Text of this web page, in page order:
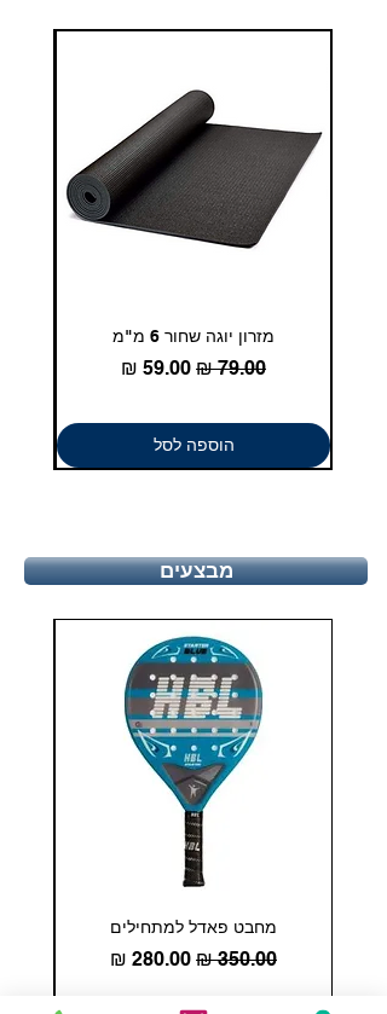
מזרון יוגה שחור 6 מ"מ
מחיר רגילמחיר מבצע
הוספה לסל
מבצעים
מחבט פאדל למתחילים
מחיר רגיל מחיר מבצע